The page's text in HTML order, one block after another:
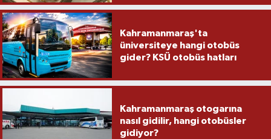
Kahramanmaraş'ta
üniversiteye hangi otobüs
gider? KSÜ otobüs hatları
Kahramanmaraş otogarına
nasıl gidilir, hangi otobüsler
gidiyor?